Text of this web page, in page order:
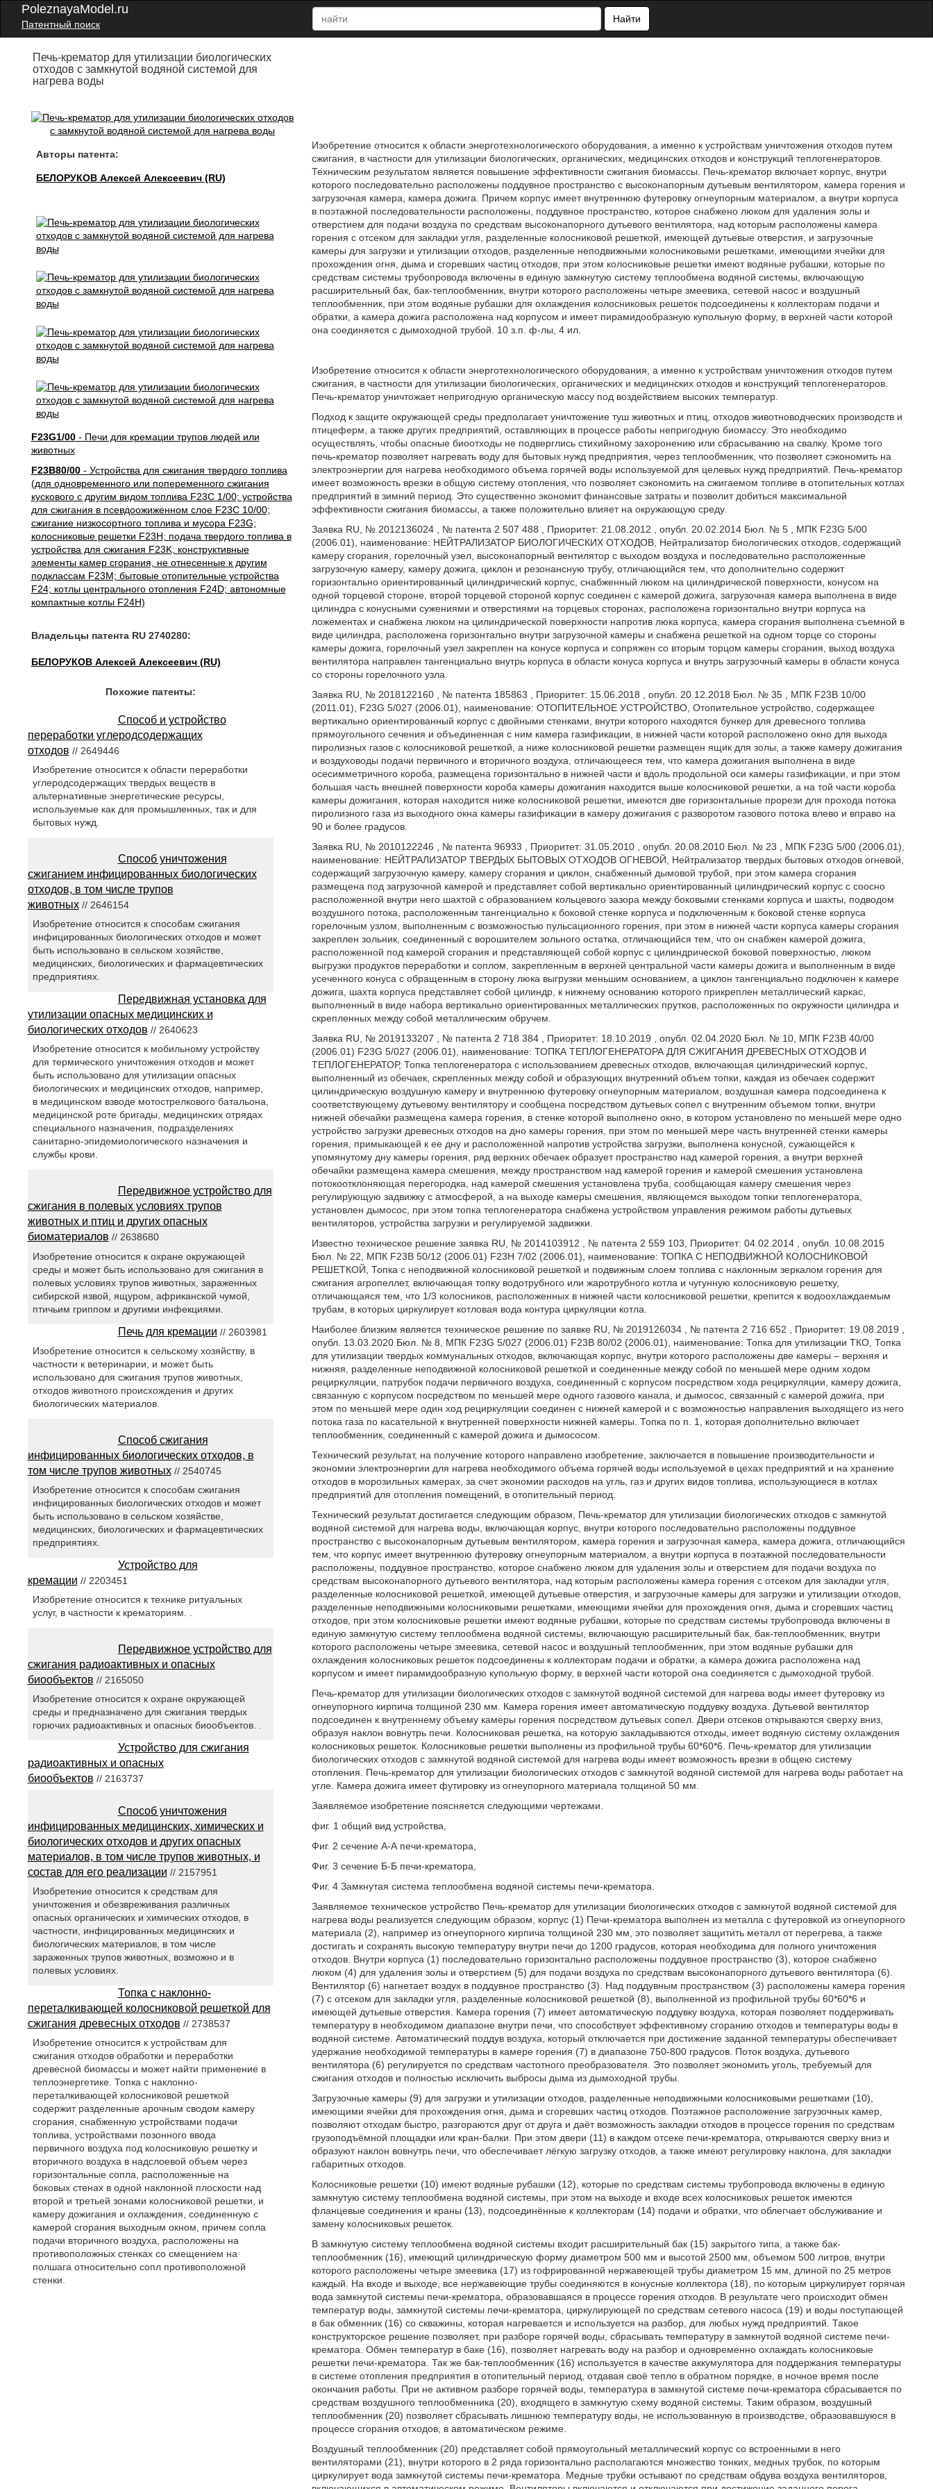
PoleznayaModel.ru
Патентный поиск
Найти
Печь-крематор для утилизации биологических
отходов с замкнутой водяной системой для
нагрева воды
Авторы патента:
БЕЛОРУКОВ Алексей Алексеевич (RU)
F23G1/00- Печи для кремации трупов людей или
животных
F23B80/00- Устройства для сжигания твердого топлива
(для одновременного или попеременного сжигания
кускового с другим видом топлива F23C 1/00; устройства
для сжигания в псевдоожиженном слое F23C 10/00;
сжигание низкосортного топлива и мусора F23G;
колосниковые решетки F23H; подача твердого топлива в
устройства для сжигания F23K; конструктивные
элементы камер сгорания, не отнесенные к другим
подклассам F23M; бытовые отопительные устройства
F24; котлы центрального отопления F24D; автономные
компактные котлы F24H)
Владельцы патента RU 2740280:
БЕЛОРУКОВ Алексей Алексеевич (RU)
Изобретение относится к области энерготехнологического оборудования, а именно к устройствам уничтожения отходов путем
сжигания, в частности для утилизации биологических, органических, медицинских отходов и конструкций теплогенераторов.
Техническим результатом является повышение эффективности сжигания биомассы. Печь-крематор включает корпус, внутри
которого последовательно расположены поддувное пространство с высоконапорным дутьевым вентилятором, камера горения и
загрузочная камера, камера дожига. Причем корпус имеет внутреннюю футеровку огнеупорным материалом, а внутри корпуса
в поэтажной последовательности расположены, поддувное пространство, которое снабжено люком для удаления золы и
отверстием для подачи воздуха по средствам высоконапорного дутьевого вентилятора, над которым расположены камера
горения с отсеком для закладки угля, разделенные колосниковой решеткой, имеющей дутьевые отверстия, и загрузочные
камеры для загрузки и утилизации отходов, разделенные неподвижными колосниковыми решетками, имеющими ячейки для
прохождения огня, дыма и сгоревших частиц отходов, при этом колосниковые решетки имеют водяные рубашки, которые по
средствам системы трубопровода включены в единую замкнутую систему теплообмена водяной системы, включающую
расширительный бак, бак-теплообменник, внутри которого расположены четыре змеевика, сетевой насос и воздушный
теплообменник, при этом водяные рубашки для охлаждения колосниковых решеток подсоединены к коллекторам подачи и
обратки, а камера дожига расположена над корпусом и имеет пирамидообразную купольную форму, в верхней части которой
она соединяется с дымоходной трубой. 10 з.п. ф-лы, 4 ил.
Изобретение относится к области энерготехнологического оборудования, а именно к устройствам уничтожения отходов путем
сжигания, в частности для утилизации биологических, органических и медицинских отходов и конструкций теплогенераторов.
Печь-крематор уничтожает непригодную органическую массу под воздействием высоких температур.
Подход к защите окружающей среды предполагает уничтожение туш животных и птиц, отходов животноводческих производств и
птицеферм, а также других предприятий, оставляющих в процессе работы непригодную биомассу. Это необходимо
осуществлять, чтобы опасные биоотходы не подверглись стихийному захоронению или сбрасыванию на свалку. Кроме того
печь-крематор позволяет нагревать воду для бытовых нужд предприятия, через теплообменник, что позволяет сэкономить на
электроэнергии для нагрева необходимого объема горячей воды используемой для целевых нужд предприятий. Печь-крематор
имеет возможность врезки в общую систему отопления, что позволяет сэкономить на сжигаемом топливе в отопительных котлах
предприятий в зимний период. Это существенно экономит финансовые затраты и позволит добиться максимальной
эффективности сжигания биомассы, а также положительно влияет на окружающую среду.
Заявка RU, № 2012136024 , № патента 2 507 488 , Приоритет: 21.08.2012 , опубл. 20.02.2014 Бюл. № 5 , МПК F23G 5/00
(2006.01), наименование: НЕЙТРАЛИЗАТОР БИОЛОГИЧЕСКИХ ОТХОДОВ, Нейтрализатор биологических отходов, содержащий
камеру сгорания, горелочный узел, высоконапорный вентилятор с выходом воздуха и последовательно расположенные
загрузочную камеру, камеру дожига, циклон и резонансную трубу, отличающийся тем, что дополнительно содержит
горизонтально ориентированный цилиндрический корпус, снабженный люком на цилиндрической поверхности, конусом на
одной торцевой стороне, второй торцевой стороной корпус соединен с камерой дожига, загрузочная камера выполнена в виде
цилиндра с конусными сужениями и отверстиями на торцевых сторонах, расположена горизонтально внутри корпуса на
ложементах и снабжена люком на цилиндрической поверхности напротив люка корпуса, камера сгорания выполнена съемной в
виде цилиндра, расположена горизонтально внутри загрузочной камеры и снабжена решеткой на одном торце со стороны
камеры дожига, горелочный узел закреплен на конусе корпуса и сопряжен со вторым торцом камеры сгорания, выход воздуха
вентилятора направлен тангенциально внутрь корпуса в области конуса корпуса и внутрь загрузочный камеры в области конуса
со стороны горелочного узла.
Заявка RU, № 2018122160 , № патента 185863 , Приоритет: 15.06.2018 , опубл. 20.12.2018 Бюл. № 35 , МПК F23B 10/00
(2011.01), F23G 5/027 (2006.01), наименование: ОТОПИТЕЛЬНОЕ УСТРОЙСТВО, Отопительное устройство, содержащее
вертикально ориентированный корпус с двойными стенками, внутри которого находятся бункер для древесного топлива
прямоугольного сечения и объединенная с ним камера газификации, в нижней части которой расположено окно для выхода
пиролизных газов с колосниковой решеткой, а ниже колосниковой решетки размещен ящик для золы, а также камеру дожигания
и воздуховоды подачи первичного и вторичного воздуха, отличающееся тем, что камера дожигания выполнена в виде
осесимметричного короба, размещена горизонтально в нижней части и вдоль продольной оси камеры газификации, и при этом
большая часть внешней поверхности короба камеры дожигания находится выше колосниковой решетки, а на той части короба
камеры дожигания, которая находится ниже колосниковой решетки, имеются две горизонтальные прорези для прохода потока
пиролизного газа из выходного окна камеры газификации в камеру дожигания с разворотом газового потока влево и вправо на
90 и более градусов.
Заявка RU, № 2010122246 , № патента 96933 , Приоритет: 31.05.2010 , опубл. 20.08.2010 Бюл. № 23 , МПК F23G 5/00 (2006.01),
наименование: НЕЙТРАЛИЗАТОР ТВЕРДЫХ БЫТОВЫХ ОТХОДОВ ОГНЕВОЙ, Нейтрализатор твердых бытовых отходов огневой,
содержащий загрузочную камеру, камеру сгорания и циклон, снабженный дымовой трубой, при этом камера сгорания
размещена под загрузочной камерой и представляет собой вертикально ориентированный цилиндрический корпус с соосно
расположенной внутри него шахтой с образованием кольцевого зазора между боковыми стенками корпуса и шахты, подводом
воздушного потока, расположенным тангенциально к боковой стенке корпуса и подключенным к боковой стенке корпуса
горелочным узлом, выполненным с возможностью пульсационного горения, при этом в нижней части корпуса камеры сгорания
закреплен зольник, соединенный с ворошителем зольного остатка, отличающийся тем, что он снабжен камерой дожига,
расположенной под камерой сгорания и представляющей собой корпус с цилиндрической боковой поверхностью, люком
выгрузки продуктов переработки и соплом, закрепленным в верхней центральной части камеры дожига и выполненным в виде
усеченного конуса с обращенным в сторону люка выгрузки меньшим основанием, а циклон тангенциально подключен к камере
дожига, шахта корпуса представляет собой цилиндр, к нижнему основанию которого прикреплен металлический каркас,
выполненный в виде набора вертикально ориентированных металлических прутков, расположенных по окружности цилиндра и
скрепленных между собой металлическим обручем.
Заявка RU, № 2019133207 , № патента 2 718 384 , Приоритет: 18.10.2019 , опубл. 02.04.2020 Бюл. № 10, МПК F23B 40/00
(2006.01) F23G 5/027 (2006.01), наименование: ТОПКА ТЕПЛОГЕНЕРАТОРА ДЛЯ СЖИГАНИЯ ДРЕВЕСНЫХ ОТХОДОВ И
ТЕПЛОГЕНЕРАТОР, Топка теплогенератора с использованием древесных отходов, включающая цилиндрический корпус,
выполненный из обечаек, скрепленных между собой и образующих внутренний объем топки, каждая из обечаек содержит
цилиндрическую воздушную камеру и внутреннюю футеровку огнеупорным материалом, воздушная камера подсоединена к
соответствующему дутьевому вентилятору и сообщена посредством дутьевых сопел с внутренним объемом топки, внутри
нижней обечайки размещена камера горения, в стенке которой выполнено окно, в котором установлено по меньшей мере одно
устройство загрузки древесных отходов на дно камеры горения, при этом по меньшей мере часть внутренней стенки камеры
горения, примыкающей к ее дну и расположенной напротив устройства загрузки, выполнена конусной, сужающейся к
упомянутому дну камеры горения, ряд верхних обечаек образует пространство над камерой горения, а внутри верхней
обечайки размещена камера смешения, между пространством над камерой горения и камерой смешения установлена
потокоотклоняющая перегородка, над камерой смешения установлена труба, сообщающая камеру смешения через
регулирующую задвижку с атмосферой, а на выходе камеры смешения, являющемся выходом топки теплогенератора,
установлен дымосос, при этом топка теплогенератора снабжена устройством управления режимом работы дутьевых
вентиляторов, устройства загрузки и регулируемой задвижки.
Известно техническое решение заявка RU, № 2014103912 , № патента 2 559 103, Приоритет: 04.02.2014 , опубл. 10.08.2015
Бюл. № 22, МПК F23B 50/12 (2006.01) F23H 7/02 (2006.01), наименование: ТОПКА С НЕПОДВИЖНОЙ КОЛОСНИКОВОЙ
РЕШЕТКОЙ, Топка с неподвижной колосниковой решеткой и подвижным слоем топлива с наклонным зеркалом горения для
сжигания агропеллет, включающая топку водотрубного или жаротрубного котла и чугунную колосниковую решетку,
отличающаяся тем, что 1/3 колосников, расположенных в нижней части колосниковой решетки, крепится к водоохлаждаемым
трубам, в которых циркулирует котловая вода контура циркуляции котла.
Наиболее близким является техническое решение по заявке RU, № 2019126034 , № патента 2 716 652 , Приоритет: 19.08.2019 ,
опубл. 13.03.2020 Бюл. № 8, МПК F23G 5/027 (2006.01) F23B 80/02 (2006.01), наименование: Топка для утилизации ТКО, Топка
для утилизации твердых коммунальных отходов, включающая корпус, внутри которого расположены две камеры – верхняя и
нижняя, разделенные неподвижной колосниковой решеткой и соединенные между собой по меньшей мере одним ходом
рециркуляции, патрубок подачи первичного воздуха, соединенный с корпусом посредством хода рециркуляции, камеру дожига,
связанную с корпусом посредством по меньшей мере одного газового канала, и дымосос, связанный с камерой дожига, при
этом по меньшей мере один ход рециркуляции соединен с нижней камерой и с возможностью направления выходящего из него
потока газа по касательной к внутренней поверхности нижней камеры. Топка по п. 1, которая дополнительно включает
теплообменник, соединенный с камерой дожига и дымососом.
Технический результат, на получение которого направлено изобретение, заключается в повышение производительности и
экономии электроэнергии для нагрева необходимого объема горячей воды используемой в цехах предприятий и на хранение
отходов в морозильных камерах, за счет экономии расходов на угль, газ и других видов топлива, использующиеся в котлах
предприятий для отопления помещений, в отопительный период.
Технический результат достигается следующим образом, Печь-крематор для утилизации биологических отходов с замкнутой
водяной системой для нагрева воды, включающая корпус, внутри которого последовательно расположены поддувное
пространство с высоконапорным дутьевым вентилятором, камера горения и загрузочная камера,
камера дожига, отличающийся
тем, что корпус имеет внутреннюю футеровку огнеупорным материалом, а внутри корпуса в поэтажной последовательности
расположены, поддувное пространство, которое снабжено люком для удаления золы и отверстием для подачи воздуха по
средствам высоконапорного дутьевого вентилятора, над которым расположены камера горения с отсеком для закладки угля,
разделенные колосниковой решеткой, имеющей дутьевые отверстия, и загрузочные камеры для загрузки и утилизации отходов,
разделенные неподвижными колосниковыми решетками, имеющими ячейки для прохождения огня, дыма и сгоревших частиц
отходов, при этом колосниковые решетки имеют водяные рубашки, которые по средствам системы трубопровода включены в
единую замкнутую систему теплообмена водяной системы, включающую расширительный бак, бак-теплообменник, внутри
которого расположены четыре змеевика, сетевой насос и воздушный теплообменник, при этом водяные рубашки для
охлаждения колосниковых решеток подсоединены к коллекторам подачи и обратки, а камера дожига расположена над
корпусом и имеет пирамидообразную купольную форму, в верхней части которой она соединяется с дымоходной трубой.
Печь-крематор для утилизации биологических отходов с замкнутой водяной системой для нагрева воды имеет футеровку из
огнеупорного кирпича толщиной 230 мм. Камера горения имеет автоматическую поддувку воздуха. Дутьевой вентилятор
подсоединен к внутреннему объему камеры горения посредством дутьевых сопел. Двери отсеков открываются сверху вниз,
образуя наклон вовнутрь печи. Колосниковая решетка, на которую закладываются отходы, имеет водяную систему охлаждения
колосниковых решеток. Колосниковые решетки выполнены из профильной трубы 60*60*6. Печь-крематор для утилизации
биологических отходов с замкнутой водяной системой для нагрева воды имеет возможность врезки в общею систему
отопления. Печь-крематор для утилизации биологических отходов с замкнутой водяной системой для нагрева воды работает на
угле. Камера дожига имеет футировку из огнеупорного материала толщиной 50 мм.
Заявляемое изобретение поясняется следующими чертежами.
фиг. 1 общий вид устройства,
Фиг. 2 сечение А-А печи-крематора,
Фиг. 3 сечение Б-Б печи-крематора,
Фиг. 4 Замкнутая система теплообмена водяной системы печи-крематора.
Заявляемое техническое устройство Печь-крематор для утилизации биологических отходов с замкнутой водяной системой для
нагрева воды реализуется следующим образом, корпус (1) Печи-крематора выполнен из металла с футеровкой из огнеупорного
материала (2), например из огнеупорного кирпича толщиной 230 мм, это позволяет защитить металл от перегрева, а также
достигать и сохранять высокую температуру внутри печи до 1200 градусов, которая необходима для полного уничтожения
отходов. Внутри корпуса (1) последовательно горизонтально расположены поддувное пространство (3), которое снабжено
люком (4) для удаления золы и отверстием (5) для подачи воздуха по средствам высоконапорного дутьевого вентилятора (6).
Вентилятор (6) нагнетает воздух в поддувное пространство (3). Над поддувным пространством (3) расположены камера горения
(7) с отсеком для закладки угля, разделенные колосниковой решеткой (8), выполненной из профильной трубы 60*60*6 и
имеющей дутьевые отверстия. Камера горения (7) имеет автоматическую поддувку воздуха, которая позволяет поддерживать
температуру в необходимом диапазоне внутри печи, что способствует эффективному сгоранию отходов и температуры воды в
водяной системе. Автоматический поддув воздуха, который отключается при достижение заданной температуры обеспечивает
удержание необходимой температуры в камере горения (7) в диапазоне 750-800 градусов. Поток воздуха, дутьевого
вентилятора (6) регулируется по средствам частотного преобразователя. Это позволяет экономить уголь, требуемый для
сжигания отходов и полностью исключить выбросы дыма из дымоходной трубы.
Загрузочные камеры (9) для загрузки и утилизации отходов, разделенные неподвижными колосниковыми решетками (10),
имеющими ячейки для прохождения огня, дыма и сгоревших частиц отходов. Поэтажное расположение загрузочных камер,
позволяют отходам быстро, разгораются друг от друга и даёт возможность закладки отходов в процессе горения по средствам
грузоподъёмной площадки или кран-балки. При этом двери (11) в каждом отсеке печи-крематора, открываются сверху вниз и
образуют наклон вовнутрь печи, что обеспечивает лёгкую загрузку отходов, а также имеют регулировку наклона, для закладки
габаритных отходов.
Колосниковые решетки (10) имеют водяные рубашки (12), которые по средствам системы трубопровода включены в единую
замкнутую систему теплообмена водяной системы, при этом на выходе и входе всех колосниковых решеток имеются
фланцевые соединения и краны (13), подсоединённые к коллекторам (14) подачи и обратки, что облегчает обслуживание и
замену колосниковых решеток.
В замкнутую систему теплообмена водяной системы входит расширительный бак (15) закрытого типа, а также бак-
теплообменник (16), имеющий цилиндрическую форму диаметром 500 мм и высотой 2500 мм, объемом 500 литров, внутри
которого расположены четыре змеевика (17) из гофрированной нержавеющей трубы диаметром 15 мм, длиной по 25 метров
каждый. На входе и выходе, все нержавеющие трубы соединяются в конусные коллектора (18), по которым циркулирует горячая
вода замкнутой системы печи-крематора, образовавшаяся в процессе горения отходов. В результате чего происходит обмен
температур воды, замкнутой системы печи-крематора, циркулирующей по средствам сетевого насоса (19) и воды поступающей
в бак обменник (16) со скважины, которая нагревается и используется на разбор, для любых нужд предприятий. Такое
конструкторское решение позволяет, при разборе горячей воды, сбрасывать температуру в замкнутой водяной системе печи-
крематора. Обмен температур в баке (16), позволяет нагревать воду на разбор и одновременно охлаждать колосниковые
решетки печи-крематора. Так же бак-теплообменник (16) используется в качестве аккумулятора для поддержания температуры
в системе отопления предприятия в отопительный период, отдавая своё тепло в обратном порядке, в ночное время после
окончания работы. При не активном разборе горячей воды, температура в замкнутой системе печи-крематора сбрасывается по
средствам воздушного теплообменника (20), входящего в замкнутую схему водяной системы. Таким образом, воздушный
теплообменник (20) позволяет сбрасывать лишнюю температуру воды, не использованную в производстве, образовавшуюся в
процессе сгорания отходов, в автоматическом режиме.
Воздушный теплообменник (20) представляет собой прямоугольный металлический корпус со встроенными в него
вентиляторами (21), внутри которого в 2 ряда горизонтально располагаются множество тонких, медных трубок, по которым
циркулирует вода замкнутой системы печи-крематора. Медные трубки остывают по средствам обдува воздуха вентиляторов,
Похожие патенты:
Способ и устройство
переработки углеродсодержащих
отходов // 2649446
Изобретение относится к области переработки
углеродсодержащих твердых веществ в
альтернативные энергетические ресурсы,
используемые как для промышленных, так и для
бытовых нужд.
Способ уничтожения
сжиганием инфицированных биологических
отходов, в том числе трупов
животных// 2646154
Изобретение относится к способам сжигания
инфицированных биологических отходов и может
быть использовано в сельском хозяйстве,
медицинских, биологических и фармацевтических
предприятиях.
Передвижная установка для
утилизации опасных медицинских и
биологических отходов // 2640623
Изобретение относится к мобильному устройству
для термического уничтожения отходов и может
быть использовано для утилизации опасных
биологических и медицинских отходов, например,
в медицинском взводе мотострелкового батальона,
медицинской роте бригады, медицинских отрядах
специального назначения, подразделениях
санитарно-эпидемиологического назначения и
службы крови.
Передвижное устройство для
сжигания в полевых условиях трупов
животных и птиц и других опасных
биоматериалов // 2638680
Изобретение относится к охране окружающей
среды и может быть использовано для сжигания в
полевых условиях трупов животных, зараженных
сибирской язвой, ящуром, африканской чумой,
птичьим гриппом и другими инфекциями.
Печь для кремации // 2603981
Изобретение относится к сельскому хозяйству, в
частности к ветеринарии, и может быть
использовано для сжигания трупов животных,
отходов животного происхождения и других
биологических материалов.
Способ сжигания
инфицированных биологических отходов, в
том числе трупов животных// 2540745
Изобретение относится к способам сжигания
инфицированных биологических отходов и может
быть использовано в сельском хозяйстве,
медицинских, биологических и фармацевтических
предприятиях.
Устройство для
кремации // 2203451
Изобретение относится к технике ритуальных
услуг, в частности к крематориям. .
Передвижное устройство для
сжигания радиоактивных и опасных
биообъектов // 2165050
Изобретение относится к охране окружающей
среды и предназначено для сжигания твердых
горючих радиоактивных и опасных биообъектов. .
Устройство для сжигания
радиоактивных и опасных
биообъектов // 2163737
Способ уничтожения
инфицированных медицинских, химических и
биологических отходов и других опасных
материалов, в том числе трупов животных, и
состав для его реализации // 2157951
Изобретение относится к средствам для
уничтожения и обезвреживания различных
опасных органических и химических отходов, в
частности, инфицированных медицинских и
биологических материалов, в том числе
зараженных трупов животных, возможно и в
полевых условиях.
Топка с наклонно-
переталкивающей колосниковой решеткой для
сжигания древесных отходов // 2738537
Изобретение относится к устройствам для
сжигания отходов обработки и переработки
древесной биомассы и может найти применение в
теплоэнергетике. Топка с наклонно-
переталкивающей колосниковой решеткой
содержит разделенные арочным сводом камеру
сгорания, снабженную устройствами подачи
топлива, устройствами позонного ввода
первичного воздуха под колосниковую решетку и
вторичного воздуха в надслоевой объем через
горизонтальные сопла, расположенные на
боковых стенах в одной наклонной плоскости над
второй и третьей зонами колосниковой решетки, и
камеру дожигания и охлаждения, соединенную с
камерой сгорания выходным окном, причем сопла
подачи вторичного воздуха, расположены на
противоположных стенках со смещением на
полшага относительно сопл противоположной
стенки.